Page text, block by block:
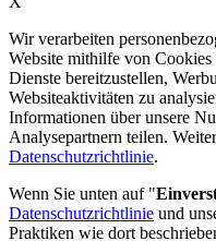
Wir verarbeiten
Website mithilfe von Cookies
Dienste bereitzustellen,
Websiteaktivitäten zu
Informationen über unsere
Analysepartnern teilen.
Datenschutzrichtlinie.
Wenn Sie unten auf "
Datenschutzrichtlinie und
Praktiken wie dort